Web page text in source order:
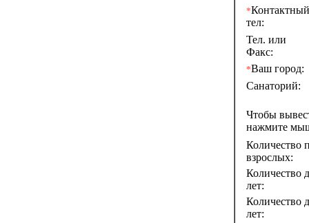
*Контактный
тел:
Тел. или
Факс:
*Ваш город:
Санаторий:
Чтобы
нажмите
Количество
взрослых:
Количество
лет:
Количество
лет: